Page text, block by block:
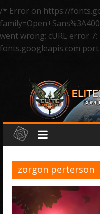
/* Error on https://
went wrong: cURL error
fonts.googleapis.com
zorgon perterson